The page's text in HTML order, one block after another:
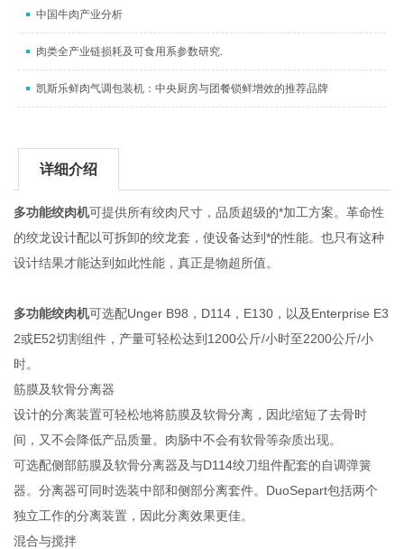
中国牛肉产业分析
肉类全产业链损耗及可食用系参数研究.
凯斯乐鲜肉气调包装机：中央厨房与团餐锁鲜增效的推荐品牌
详细介绍
多功能绞肉机可提供所有绞肉尺寸，品质超级的*加工方案。革命性
的绞龙设计配以可拆卸的绞龙套，使设备达到*的性能。也只有这种
设计结果才能达到如此性能，真正是物超所值。
多功能绞肉机可选配Unger B98，D114，E130，以及Enterprise E3
2或E52切割组件，产量可轻松达到1200公斤/小时至2200公斤/小
时。
筋膜及软骨分离器
设计的分离装置可轻松地将筋膜及软骨分离，因此缩短了去骨时
间，又不会降低产品质量。肉肠中不会有软骨等杂质出现。
可选配侧部筋膜及软骨分离器及与D114绞刀组件配套的自调弹簧
器。分离器可同时选装中部和侧部分离套件。DuoSepart包括两个
独立工作的分离装置，因此分离效果更佳。
混合与搅拌